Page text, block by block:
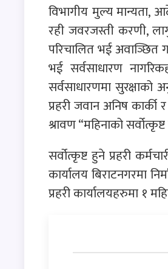
विभागीय मुल्य मान्यता,
रही जवरजस्ती करणी,
परिचालित भई अवाञ्छित
भई सर्वसाधारण
सर्वसाधारणमा सुरक्षाको
प्रहरी जवान अनिष
श्रावण “महिनाको
सर्वोत्कृष्ट हुने प्रहरी
कार्यालय बिराटनगरमा
प्रहरी कार्यालयहरुमा १